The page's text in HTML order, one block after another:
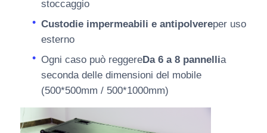
stoccaggio
Custodie impermeabili e antipolvereper uso
esterno
Ogni caso può reggereDa 6 a 8 pannellia
seconda delle dimensioni del mobile
(500*500mm / 500*1000mm)